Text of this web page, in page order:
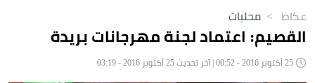
عكاظ > محليات
القصيم: اعتماد لجنة مهرجانات بريدة